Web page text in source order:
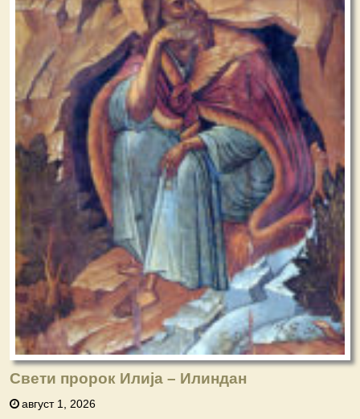
Свети пророк Илија – Илиндан
август 1, 2026